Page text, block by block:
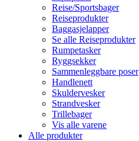
Reise/Sportsbager
Reiseprodukter
Baggasjelapper
Se alle Reiseprodukter
Rumpetasker
Ryggsekker
Sammenleggbare poser
Handlenett
Skuldervesker
Strandvesker
Trillebager
Vis alle varene
Alle produkter